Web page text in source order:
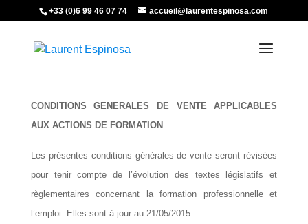
+33 (0)6 99 46 07 74 accueil@laurentespinosa.com
CONDITIONS GENERALES DE VENTE APPLICABLES
AUX ACTIONS DE FORMATION
Les présentes conditions générales de vente seront révisées
pour tenir compte de l’évolution des textes législatifs et
règlementaires concernant la formation professionnelle et
l’emploi. Elles sont à jour au 21/05/2015.